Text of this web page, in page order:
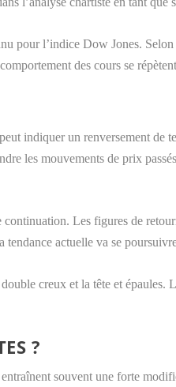
pour l’indice Dow Jones.
des cours se
indiquer un renversement de
les mouvements de prix
Les figures de
tendance actuelle va se
creux et la tête et épaules.
?
souvent une forte